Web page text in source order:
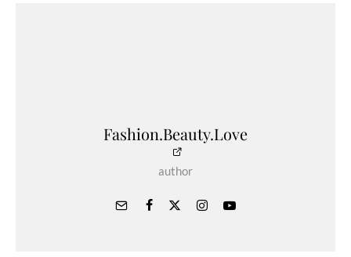
Fashion.Beauty.Love
author